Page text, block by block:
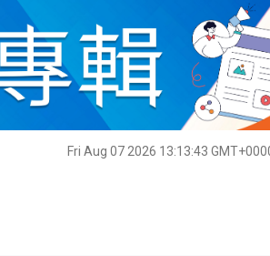
Fri Aug 07 2026 13:13:44
影片 名家榜 灼見活動